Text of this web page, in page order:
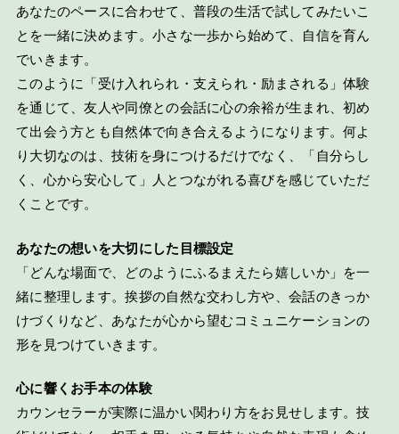
あなたのペースに合わせて、普段の生活で試してみたいこ
とを一緒に決めます。小さな一歩から始めて、自信を育ん
でいきます。
このように「受け入れられ・支えられ・励まされる」体験
を通じて、友人や同僚との会話に心の余裕が生まれ、初め
て出会う方とも自然体で向き合えるようになります。何よ
り大切なのは、技術を身につけるだけでなく、「自分らし
く、心から安心して」人とつながれる喜びを感じていただ
くことです。
あなたの想いを大切にした目標設定
「どんな場面で、どのようにふるまえたら嬉しいか」を一
緒に整理します。挨拶の自然な交わし方や、会話のきっか
けづくりなど、あなたが心から望むコミュニケーションの
形を見つけていきます。
心に響くお手本の体験
カウンセラーが実際に温かい関わり方をお見せします。技